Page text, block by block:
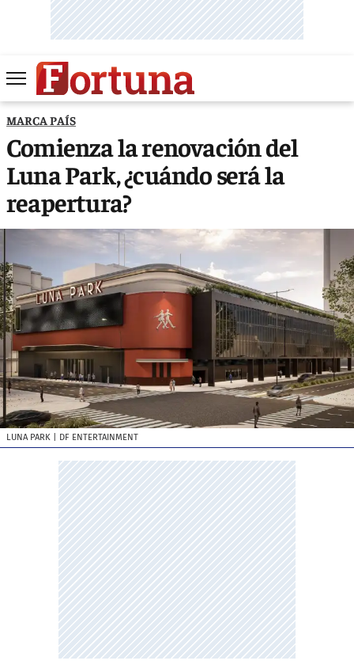
MARCA PAÍS
Comienza la renovación del
Luna Park, ¿cuándo será la
reapertura?
LUNA PARK | DF ENTERTAINMENT